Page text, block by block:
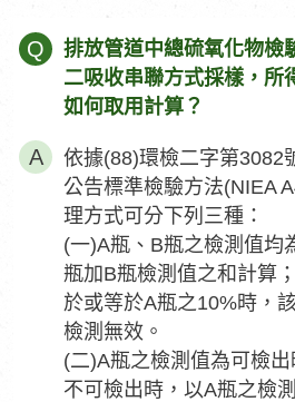
Q
排放管道中總硫氧化物檢
二吸收串聯方式採樣，所
如何取用計算？
依據(88)環檢二字第3082
公告標準檢驗方法(NIEA
理方式可分下列三種：
(一)A瓶、B瓶之檢測值均
瓶加B瓶檢測值之和計算
於或等於A瓶之10%時，
檢測無效。
(二)A瓶之檢測值為可檢
不可檢出時，以A瓶之檢